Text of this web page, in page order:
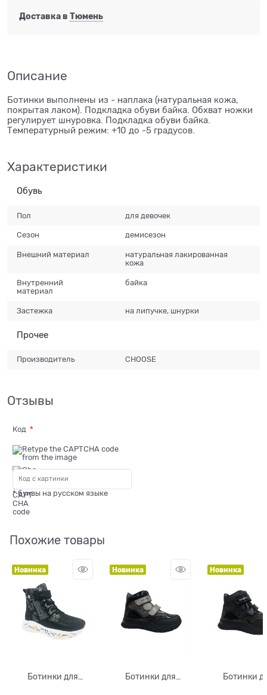
Доставка в Тюмень
Описание
Ботинки выполнены из - наплака (натуральная кожа,
покрытая лаком). Подкладка обуви байка. Обхват ножки
регулирует шнуровка. Подкладка обуви байка.
Температурный режим: +10 до -5 градусов.
Характеристики
Обувь
Пол для девочек
Сезон демисезон
Внешний материал
натуральная лакированная
кожа
Внутренний
материал
байка
Застежка на липучке, шнурки
Прочее
Производитель CHOOSE
Отзывы
Код
* буквы на русском языке
Похожие товары
Новинка
Ботинки для
Новинка
Ботинки для
Новинка
Ботинки